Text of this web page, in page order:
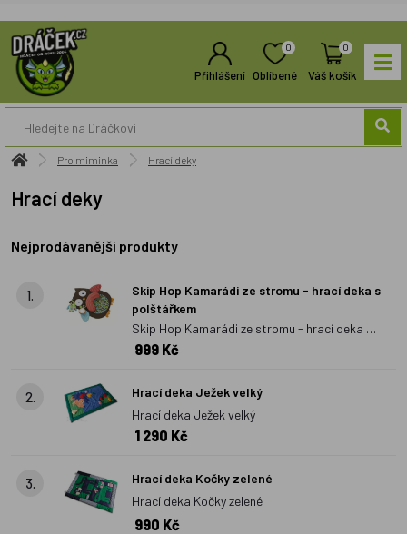
Přihlášení
0
Oblíbené
0
Váš košík
Pro miminka Hrací deky
Hrací deky
Nejprodávanější produkty
1.
Skip Hop Kamarádi ze stromu - hrací deka s
polštářkem
Skip Hop Kamarádi ze stromu - hrací deka s
polštářkem
999 Kč
2.
Hrací deka Ježek velký
Hrací deka Ježek velký
1 290 Kč
3.
Hrací deka Kočky zelené
Hrací deka Kočky zelené
990 Kč